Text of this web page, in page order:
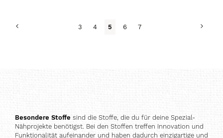
Seite
3 Seite
4 Du
5 Seite
6 Seite
7
Besondere Stoffe sind die Stoffe, die du für deine Spezial-
Nähprojekte benötigst. Bei den Stoffen treffen Innovation und
Funktionalität aufeinander und haben dadurch einzigartige und